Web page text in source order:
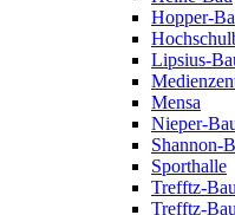
Hopper-
Lipsius-
Mensa
Nieper-
Shannon-
Sporthalle
Trefftz-Bau
Trefftz-